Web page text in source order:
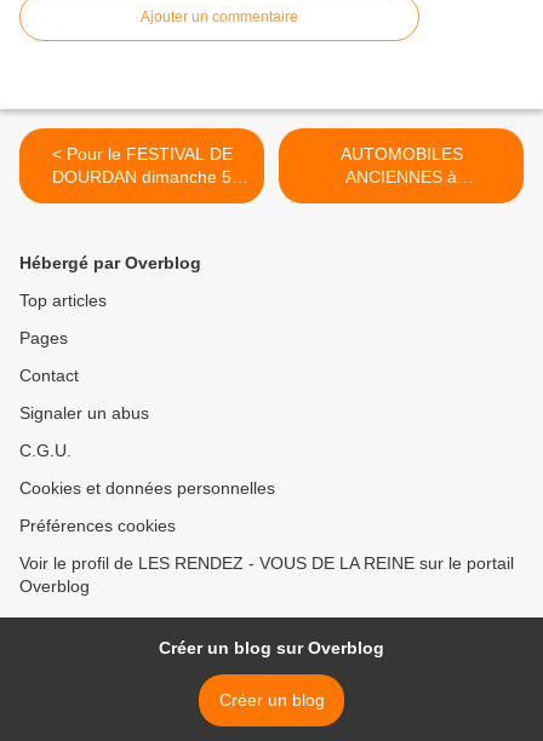
Ajouter un commentaire
< Pour le FESTIVAL DE
DOURDAN dimanche 5
OCTOBRE 2014, Le
trouvait en haut des
AUTOMOBILES
ANCIENNES à
RAMBOUILLET dimanche
Hébergé par Overblog
Top articles
Pages
Contact
Signaler un abus
C.G.U.
Cookies et données personnelles
Préférences cookies
Voir le profil de LES RENDEZ - VOUS DE LA REINE sur le portail
Overblog
Créer un blog sur Overblog
Créer un blog